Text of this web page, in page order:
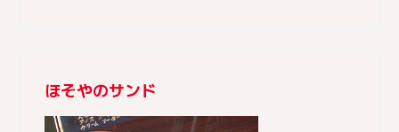
ほそやのサンド